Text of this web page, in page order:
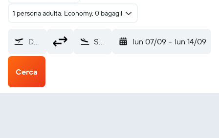
1 persona adulta, Economy, 0 bagagli
Da dove? San Paolo del Brasile Aeroporto di Campinas-Viracopos (VCP) lun 07/09 - lun 14/09
Cerca